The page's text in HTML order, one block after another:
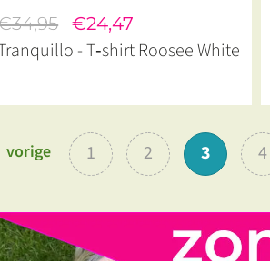
€24,47
- T‑shirt Roosee White
vorige 1 2 3 4